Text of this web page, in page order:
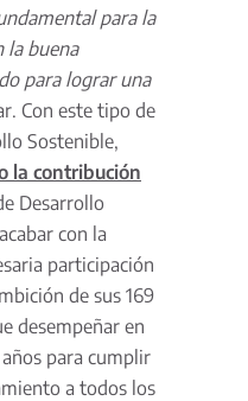
para la
la buena
para lograr una
Con este tipo de
Sostenible,
la contribución
Desarrollo
con la
participación
de sus 169
desempeñar en
para cumplir
a todos los